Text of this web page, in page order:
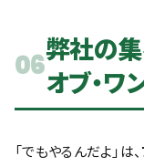
06弊社の集
オブ・ワ
「でもやるんだよ」は、